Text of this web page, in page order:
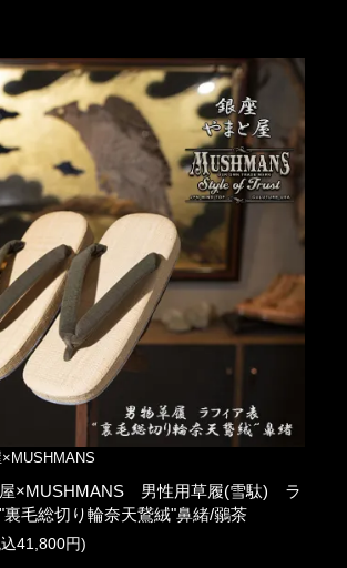
×MUSHMANS 男性用草履(雪駄) ラ
毛総切り輪奈天鵞絨"鼻緒/鶸茶
41,800円)